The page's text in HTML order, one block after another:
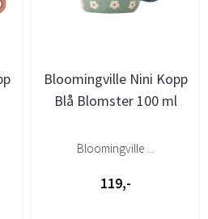
Bloomingville Nini Kopp
Blå Blomster 100 ml
Bloomingville ...
119,-